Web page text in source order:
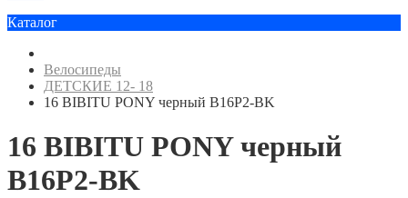
Каталог
Велосипеды
ДЕТСКИЕ 12- 18
16 BIBITU PONY черный B16P2-BK
16 BIBITU PONY черный
B16P2-BK